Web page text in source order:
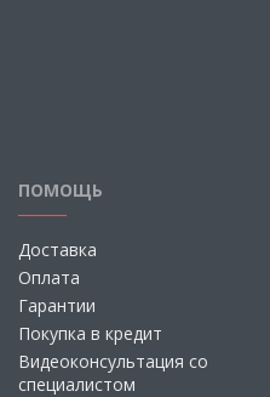
ПОМОЩЬ
Доставка
Оплата
Гарантии
Покупка в кредит
Видеоконсультация со
специалистом